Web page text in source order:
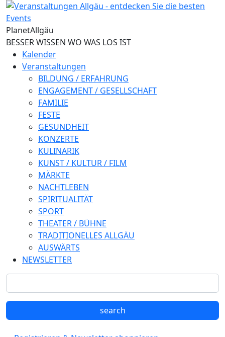
Direkt zum Inhalt
PlanetAllgäu
BESSER WISSEN WO WAS LOS IST
Kalender
Veranstaltungen
BILDUNG / ERFAHRUNG
ENGAGEMENT / GESELLSCHAFT
FAMILIE
FESTE
GESUNDHEIT
KONZERTE
KULINARIK
KUNST / KULTUR / FILM
MÄRKTE
NACHTLEBEN
SPIRITUALITÄT
SPORT
THEATER / BÜHNE
TRADITIONELLES ALLGÄU
AUSWÄRTS
NEWSLETTER